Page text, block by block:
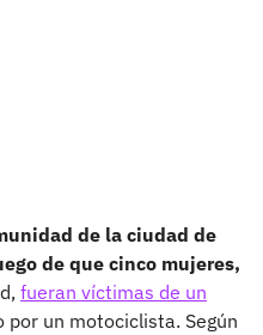
de la ciudad de
de que cinco mujeres,
fueran víctimas de un
por un motociclista. Según